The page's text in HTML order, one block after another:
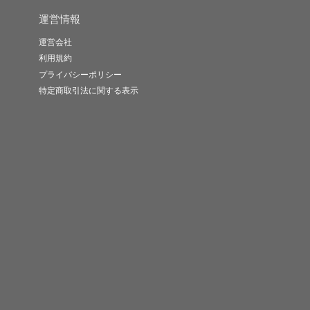
運営情報
運営会社
利用規約
プライバシーポリシー
特定商取引法に関する表示